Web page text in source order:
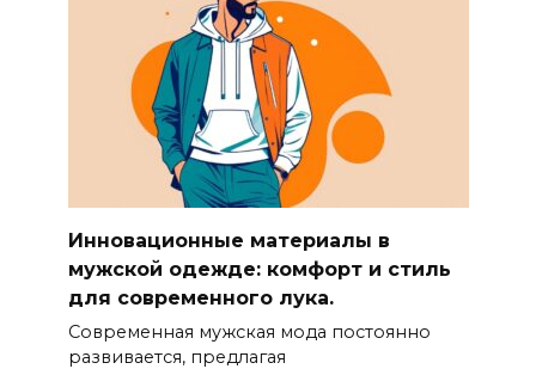
Инновационные материалы в
мужской одежде: комфорт и стиль
для современного лука.
Современная мужская мода постоянно
развивается, предлагая